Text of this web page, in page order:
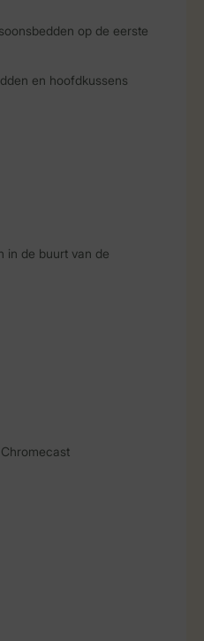
op de eerste
en hoofdkussens
in de buurt van de